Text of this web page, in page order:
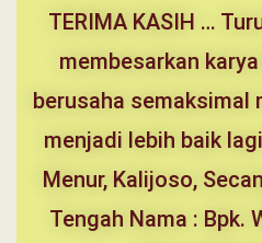
TERIMA KASIH …
membesarkan
berusaha semaksimal
menjadi lebih baik
Menur, Kalijoso,
Tengah Nama : Bpk.